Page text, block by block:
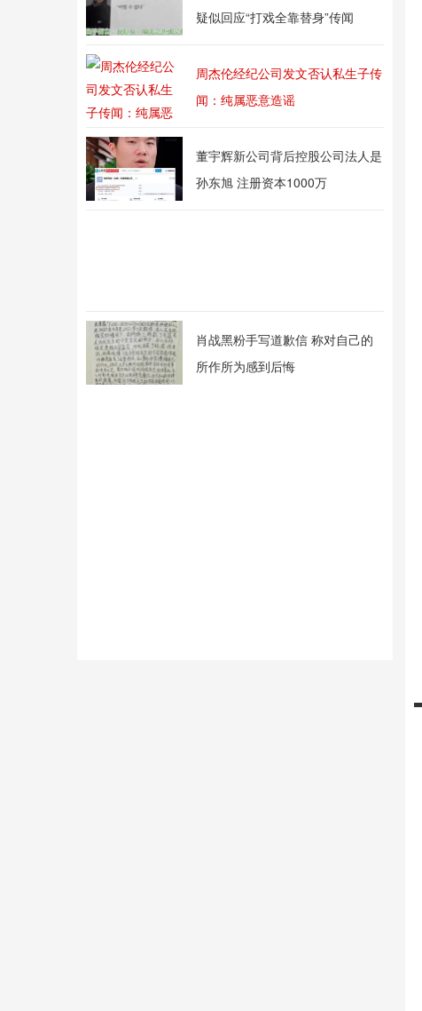
疑似回应“打戏全靠替身”传闻
周杰伦经纪公司发文否认私生子传
闻：纯属恶意造谣
董宇辉新公司背后控股公司法人是
孙东旭 注册资本1000万
肖战黑粉手写道歉信 称对自己的
所作所为感到后悔